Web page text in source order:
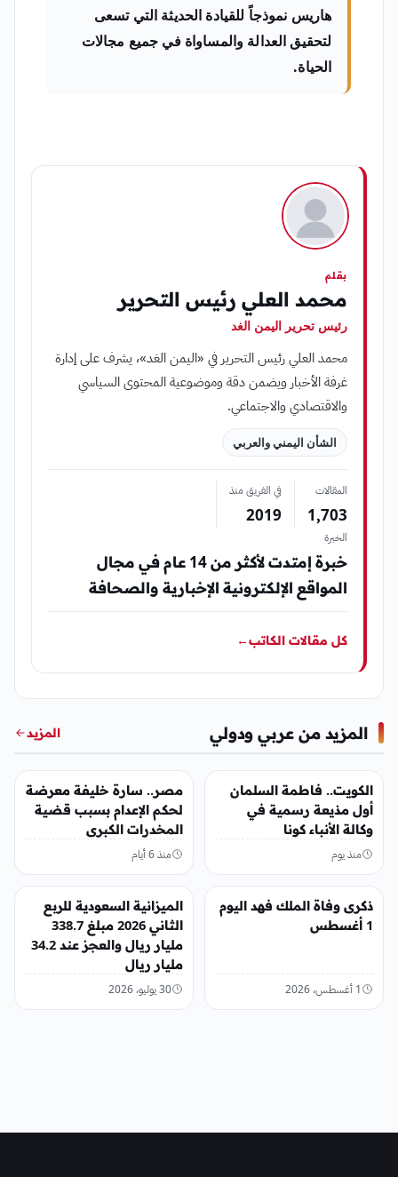
هاريس نموذجاً للقيادة الحديثة التي تسعى
لتحقيق العدالة والمساواة في جميع مجالات
الحياة.
بقلم
محمد العلي رئيس التحرير
رئيس تحرير اليمن الغد
محمد العلي رئيس التحرير في «اليمن الغد»، يشرف على إدارة
غرفة الأخبار ويضمن دقة وموضوعية المحتوى السياسي
والاقتصادي والاجتماعي.
الشأن اليمني والعربي
المقالات
1٬703
في الفريق منذ
2019
الخبرة
خبرة إمتدت لأكثر من 14 عام في مجال
المواقع الإلكترونية الإخبارية والصحافة
كل مقالات الكاتب←
المزيد من عربي ودولي المزيد
عربي ودولي
الكويت.. فاطمة السلمان
أول مذيعة رسمية في
وكالة الأنباء كونا
منذ يوم
مصر.. سارة خليفة معرضة
لحكم الإعدام بسبب قضية
المخدرات الكبرى
منذ 6 أيام
عربي ودولي
ذكرى وفاة الملك فهد اليوم
1 أغسطس
1 أغسطس، 2026
عربي ودولي
الميزانية السعودية للربع
الثاني 2026 مبلغ 338.7
مليار ريال والعجز عند 34.2
مليار ريال
30 يوليو، 2026